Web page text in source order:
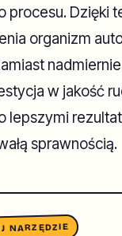
procesu. Dzięki
organizm
w jakość
lepszymi
sprawnością.
NARZĘDZIE